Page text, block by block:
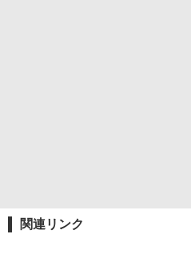
関連リンク